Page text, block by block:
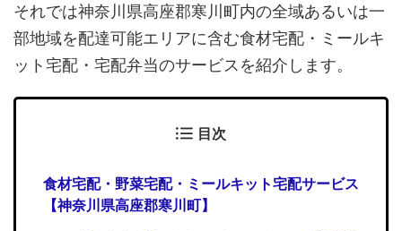
それでは神奈川県高座郡寒川町内の全域あるいは一
部地域を配達可能エリアに含む食材宅配・ミールキ
ット宅配・宅配弁当のサービスを紹介します。
目次
食材宅配・野菜宅配・ミールキット宅配サービス
【神奈川県高座郡寒川町】